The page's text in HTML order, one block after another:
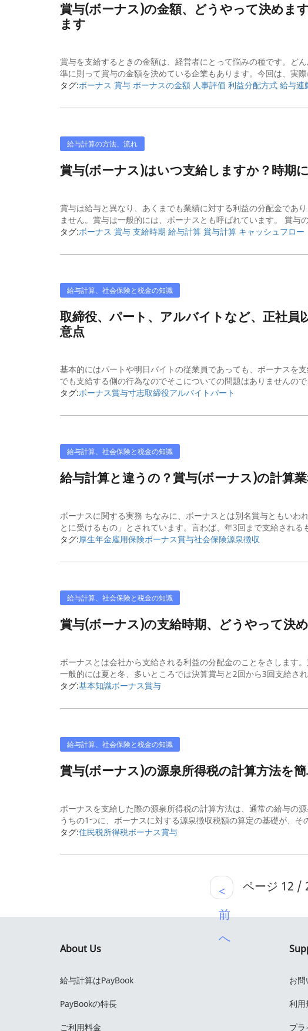
賞与(ボーナス)の金額、どうやって決めま
ます
賞与を支給するときの金額は、経営者にとって悩みの種です。ど
準に則って賞与の金額を決めている企業もあります。今回は、実
タグ:ボーナス 賞与 ボーナスの金額 人事評価 利益分配方式 給与連
給与計算の方法、流れ
賞与(ボーナス)はいつ支給しますか？時期
賞与は給与と異なり、あくまでも業績に対する利益の分配金であ
ません。賞与は一般的には、ボーナスとも呼ばれています。 賞与
タグ:ボーナス 賞与 支給時期 給与計算 賞与計算 キャッシュフロー
給与計算、社会保険と税金の知識
取締役、パート、アルバイトなど、正社員
意点
基本的にはパートや明日バイトの従業員であっても、ボーナスを
でも支給する側の行為なのでそこについての問題はありませんの
タグ:ボーナス賞与寸志取締役アルバイトパート
給与計算、社会保険と税金の知識
給与計算と違うの？賞与(ボーナス)の計算
ボーナスに関する実務 ちなみに、ボーナスとは別名賞与ともいわ
とに受けるもの」とされています。言わば、年3回まで支給され
タグ:厚生年金雇用保険ボーナス賞与社会保険源泉徴収
給与計算、社会保険と税金の知識
賞与(ボーナス)の支給時期、どうやって決
ボーナスとは会社から支給される利益の分配金のことをさします
一般的には夏と冬、多いところでは決算賞与と2回から3回支給さ
タグ:基本知識ボーナス賞与
給与計算、社会保険と税金の知識
賞与(ボーナス)の源泉所得税の計算方法を
ボーナスを支給した際の源泉所得税の計算方法は、通常の給与の
うちの1つに、ボーナスに対する源泉徴収税額の算定の基礎が、
タグ:住民税所得税ボーナス賞与
<
前
へ
ページ 12 /
About Us
給与計算はPayBook
PayBookの特長
ご利用料金
お
利用
プ